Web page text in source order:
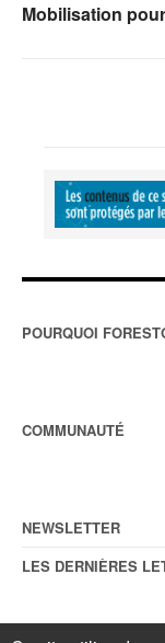
Mobilisation
POURQUOI
COMMUNAUTÉ
NEWSLETTER
LES DERNIÈRES